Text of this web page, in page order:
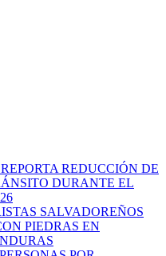
REDUCCIÓN DE
DURANTE EL
SALVADOREÑOS
PIEDRAS EN